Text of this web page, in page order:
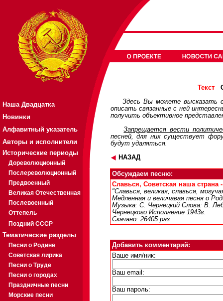
Наша Двадцатка
Новинки
Алфавитный указатель
Авторы и исполнители
Исторические периоды
Дореволюционный
Послереволюционный
Предвоенный
Великая Отечественная
Послевоенный
Оттепель
Поздний СССР
Тематические разделы
Песни о Родине
Советская лирика
Песни о Труде
Песни о городах
Праздничные песни
Морские песни
Текст
Здесь Вы можете высказать
описать связанные с ней
получить объективное
Запрещается вести
песней, для них существует
будут удаляться.
НАЗАД
Обсуждаем песню:
Славься, Советская наша страна -
"Славься, великая, славься,
Медленная и величавая песня о
Музыка: С. Чернецкий Слова: В.
Чернецкого Исполнение 1943г.
Скачано: 26405 раз
Добавить комментарий:
Ваше имя/ник:
Ваш email:
Ваш пароль: